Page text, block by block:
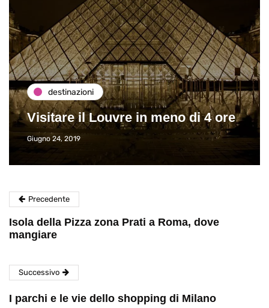
destinazioni
Visitare il Louvre in meno di 4 ore
Giugno 24, 2019
Precedente
Isola della Pizza zona Prati a Roma, dove
mangiare
Successivo
I parchi e le vie dello shopping di Milano